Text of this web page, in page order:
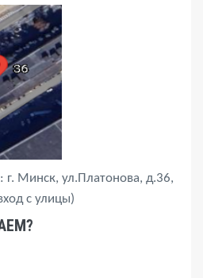
Минск, ул.Платонова, д.36,
с улицы)